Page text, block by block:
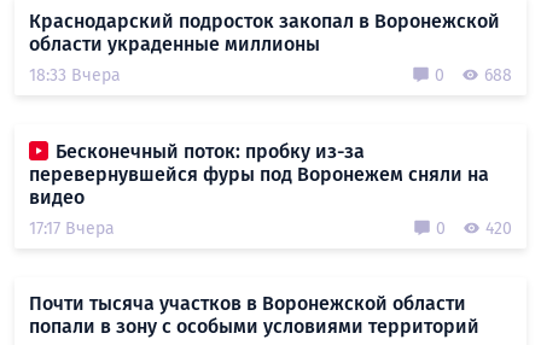
Краснодарский подросток закопал в Воронежской
области украденные миллионы
18:33 Вчера 0 688
Бесконечный поток: пробку из-за
перевернувшейся фуры под Воронежем сняли на
видео
17:17 Вчера 0 420
Почти тысяча участков в Воронежской области
попали в зону с особыми условиями территорий